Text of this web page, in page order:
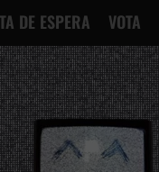
DE ESPERA VOTA